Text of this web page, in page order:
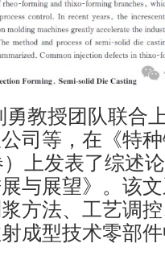
教授团队联合
司等，在《特
上发表了综述
与展望》。该
方法、工艺调
成型技术零部